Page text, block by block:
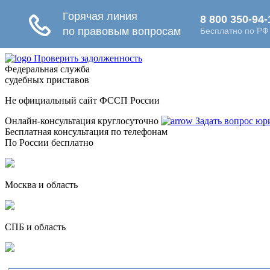
Проверить задолженность
Федеральная служба
судебных приставов
Не официальный сайт ФССП России
Онлайн-консультация круглосуточно
Задать вопрос
Бесплатная консультация по телефонам
По России бесплатно
Москва и область
СПБ и область